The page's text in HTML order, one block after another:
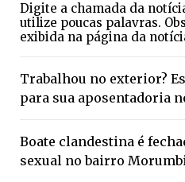
Digite a chamada da
utilize poucas palavras.
exibida na página da
Trabalhou no exterior?
para sua aposentadoria
Boate clandestina é
sexual no bairro